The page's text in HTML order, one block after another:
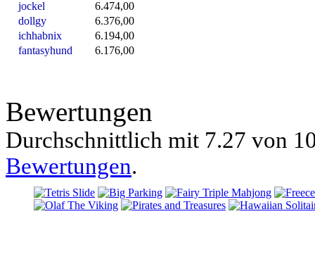
jockel
6.474,00
dollgy
6.376,00
ichhabnix
6.194,00
fantasyhund
6.176,00
Bewertungen
Durchschnittlich mit 7.27 von
Bewertungen.